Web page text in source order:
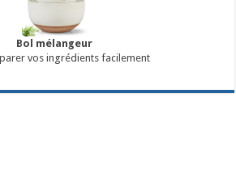
Bol mélangeur
vos ingrédients facilement